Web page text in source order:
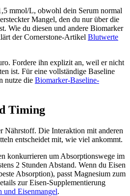
mmol/L, obwohl dein Serum normal
Mangel, den du nur über die
Wie du diesen und andere Biomarker
der Cornerstone-Artikel Blutwerte
Fordere ihn explizit an, weil er nicht
ist. Für eine vollständige Baseline
nutze die Biomarker-Baseline-
Timing
Nährstoff. Die Interaktion mit anderen
entscheidet mit, wie viel ankommt.
konkurrieren um Absorptionswege im
2 Stunden Abstand. Wenn du Eisen
Absorption), passt Magnesium zum
zur Eisen-Supplementierung
und Eisenmangel.